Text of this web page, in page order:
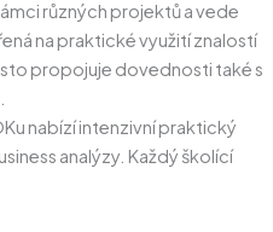
různých projektů a vede
na praktické využití znalostí
propojuje dovednosti také s
nabízí intenzivní praktický
analýzy. Každý školící